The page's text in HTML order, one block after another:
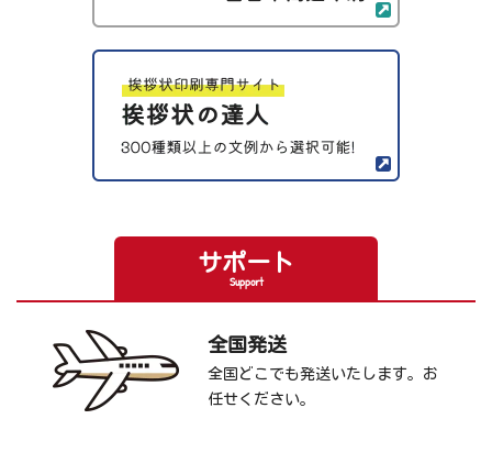
サポート
Support
全国発送
全国どこでも発送いたします。お
任せください。